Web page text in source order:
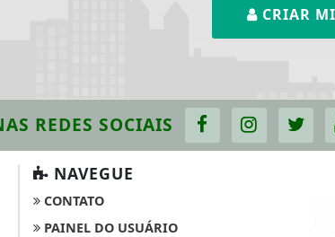
CRIAR
REDES SOCIAIS
NAVEGUE
CONTATO
PAINEL DO USUÁRIO